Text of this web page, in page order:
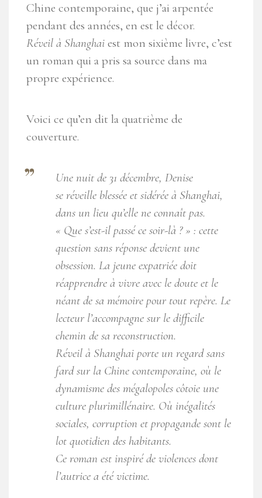
Chine contemporaine, que j’ai arpentée
pendant des années, en est le décor.
Réveil à Shanghai est mon sixième livre, c’est
un roman qui a pris sa source dans ma
propre expérience.
Voici ce qu’en dit la quatrième de
couverture.
Une nuit de 31 décembre, Denise
se réveille blessée et sidérée à Shanghai,
dans un lieu qu’elle ne connaît pas.
« Que s’est-il passé ce soir-là ? » : cette
question sans réponse devient une
obsession. La jeune expatriée doit
réapprendre à vivre avec le doute et le
néant de sa mémoire pour tout repère. Le
lecteur l’accompagne sur le difficile
chemin de sa reconstruction.
Réveil à Shanghai porte un regard sans
fard sur la Chine contemporaine, où le
dynamisme des mégalopoles côtoie une
culture plurimillénaire. Où inégalités
sociales, corruption et propagande sont le
lot quotidien des habitants.
Ce roman est inspiré de violences dont
l’autrice a été victime.